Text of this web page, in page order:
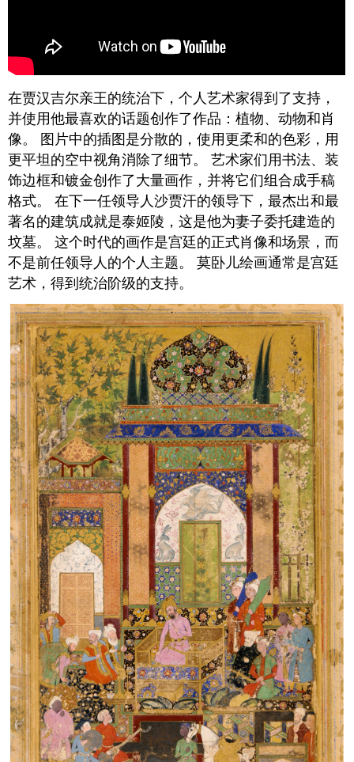
在贾汉吉尔亲王的统治下，个人艺术家得到了支持，
并使用他最喜欢的话题创作了作品：植物、动物和肖
像。 图片中的插图是分散的，使用更柔和的色彩，用
更平坦的空中视角消除了细节。 艺术家们用书法、装
饰边框和镀金创作了大量画作，并将它们组合成手稿
格式。 在下一任领导人沙贾汗的领导下，最杰出和最
著名的建筑成就是泰姬陵，这是他为妻子委托建造的
坟墓。 这个时代的画作是宫廷的正式肖像和场景，而
不是前任领导人的个人主题。 莫卧儿绘画通常是宫廷
艺术，得到统治阶级的支持。